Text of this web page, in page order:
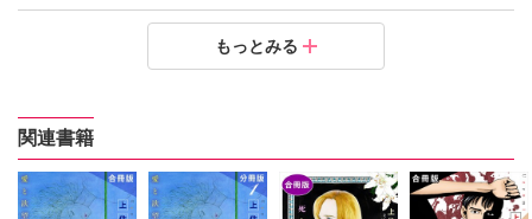
夏に聞かせて 突然の告白から恋が始まる 分冊版1
100円（税抜） 発売日：2024.08.06
もっとみる
関連書籍